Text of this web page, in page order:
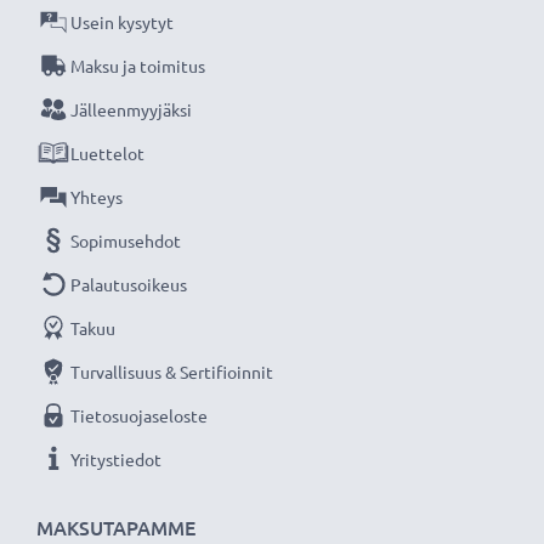
Tehokkaat ja turvallinset CELLONIC tarvikeakut
ruuvimeisseleihin, ruohonleikkureihin ja
sähkösahoihin.
★ 3 vuoden takuu ★
verkkokauppa, joka tarjoaa laadukkaita tuotteita, ja
siksi tarjoamme 36 kuukauden takuun!
MAKSUTAPAMME
Usein kysytyt
Maksu ja toimitus
Jälleenmyyjäksi
Luettelot
Yhteys
Sopimusehdot
Palautusoikeus
Takuu
Turvallisuus & Sertifioinnit
Tietosuojaseloste
Yritystiedot